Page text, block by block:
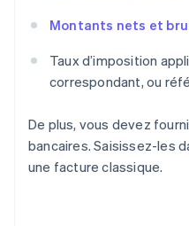
Montants nets et
Taux d’imposition
correspondant, ou
De plus, vous devez
bancaires. Saisissez-les
une facture classique.